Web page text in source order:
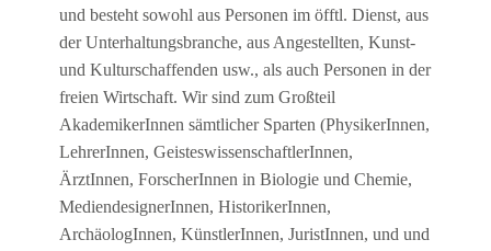
und besteht sowohl aus Personen im öfftl. Dienst, aus
der Unterhaltungsbranche, aus Angestellten, Kunst-
und Kulturschaffenden usw., als auch Personen in der
freien Wirtschaft. Wir sind zum Großteil
AkademikerInnen sämtlicher Sparten (PhysikerInnen,
LehrerInnen, GeisteswissenschaftlerInnen,
ÄrztInnen, ForscherInnen in Biologie und Chemie,
MediendesignerInnen, HistorikerInnen,
ArchäologInnen, KünstlerInnen, JuristInnen, und und